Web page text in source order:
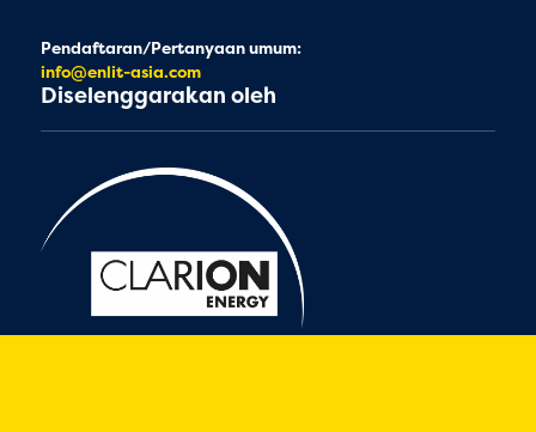
Pendaftaran/Pertanyaan umum:
info@enlit-asia.com
Diselenggarakan oleh